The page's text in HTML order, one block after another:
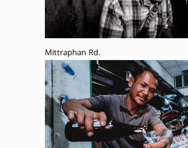
Mittraphan Rd.